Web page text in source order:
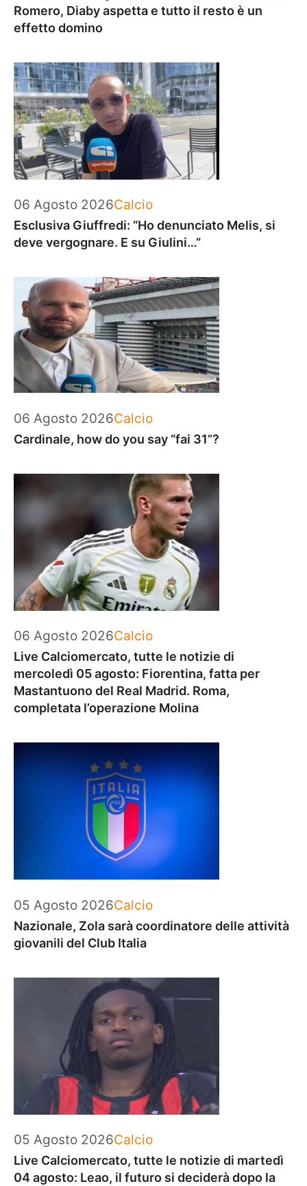
Romero, Diaby aspetta e tutto il resto è un
effetto domino
06 Agosto 2026Categorie
Calcio
Esclusiva Giuffredi: “Ho denunciato Melis, si
deve vergognare. E su Giulini…”
06 Agosto 2026Categorie
Calcio
Cardinale, how do you say “fai 31”?
06 Agosto 2026Categorie
Calcio
Live Calciomercato, tutte le notizie di
mercoledì 05 agosto: Fiorentina, fatta per
Mastantuono del Real Madrid. Roma,
completata l’operazione Molina
05 Agosto 2026Categorie
Calcio
Nazionale, Zola sarà coordinatore delle attività
giovanili del Club Italia
05 Agosto 2026Categorie
Calcio
Live Calciomercato, tutte le notizie di martedì
04 agosto: Leao, il futuro si deciderà dopo la